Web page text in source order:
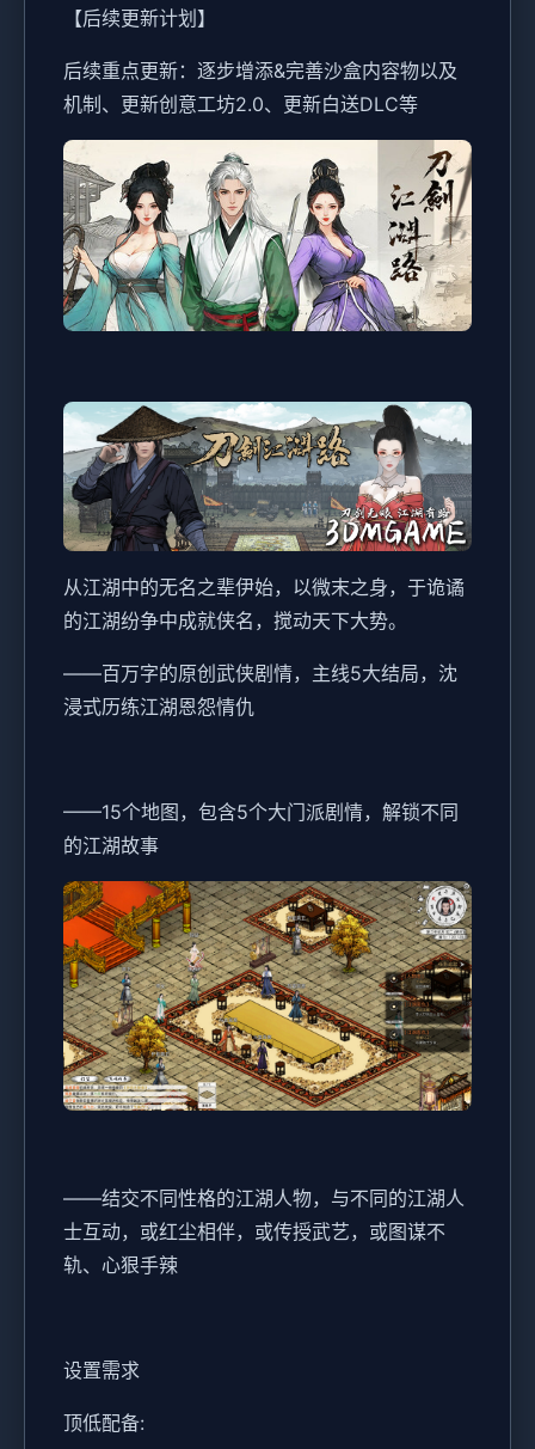
【后续更新计划】
后续重点更新：逐步增添&完善沙盒内容物以及
机制、更新创意工坊2.0、更新白送DLC等
从江湖中的无名之辈伊始，以微末之身，于诡谲
的江湖纷争中成就侠名，搅动天下大势。
——百万字的原创武侠剧情，主线5大结局，沈
浸式历练江湖恩怨情仇
——15个地图，包含5个大门派剧情，解锁不同
的江湖故事
——结交不同性格的江湖人物，与不同的江湖人
士互动，或红尘相伴，或传授武艺，或图谋不
轨、心狠手辣
设置需求
顶低配备: